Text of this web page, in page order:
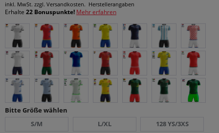
inkl. MwSt. zzgl. Versandkosten. Herstellerangaben
Erhalte 22 Bonuspunkte! Mehr erfahren
Bitte Größe wählen
S/M
L/XL 128 YS/3XS